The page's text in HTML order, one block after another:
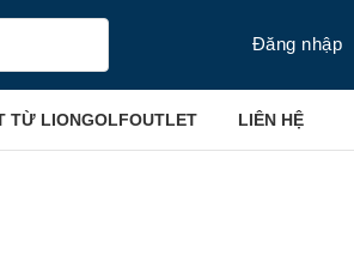
Đăng nhập
TỪ LIONGOLFOUTLET LIÊN HỆ